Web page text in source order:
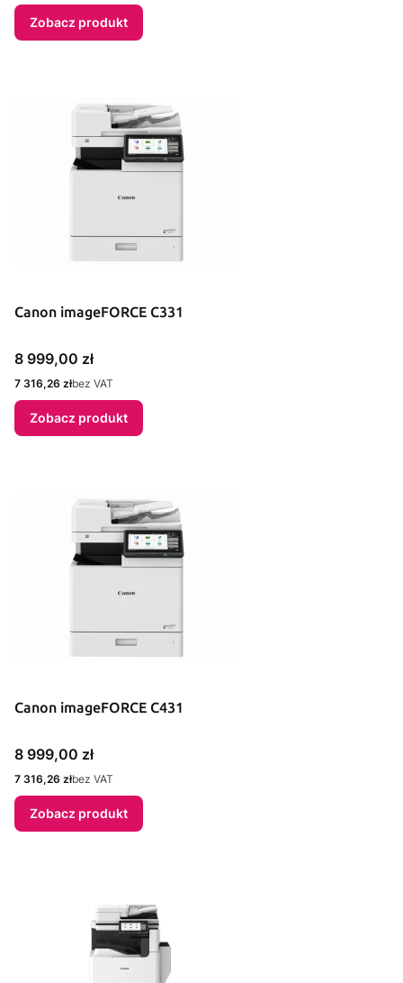
Zobacz produkt
Canon imageFORCE C331
Cena
8 999,00 zł
Cena
7 316,26 złbez VAT
Zobacz produkt
Canon imageFORCE C431
Cena
8 999,00 zł
Cena
7 316,26 złbez VAT
Zobacz produkt